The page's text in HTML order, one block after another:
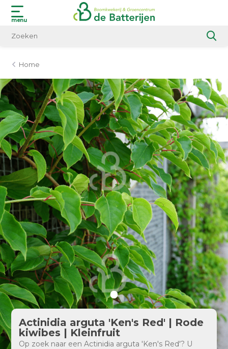
menu
Home
Actinidia arguta 'Ken's Red' | Rode
kiwibes | Kleinfruit
Op zoek naar een Actinidia arguta 'Ken's Red'? U